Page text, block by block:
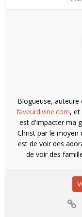
Blogueuse, auteure
faveurdivine.com, et
est d'impacter ma
Christ par le moyen
est de voir des
de voir des